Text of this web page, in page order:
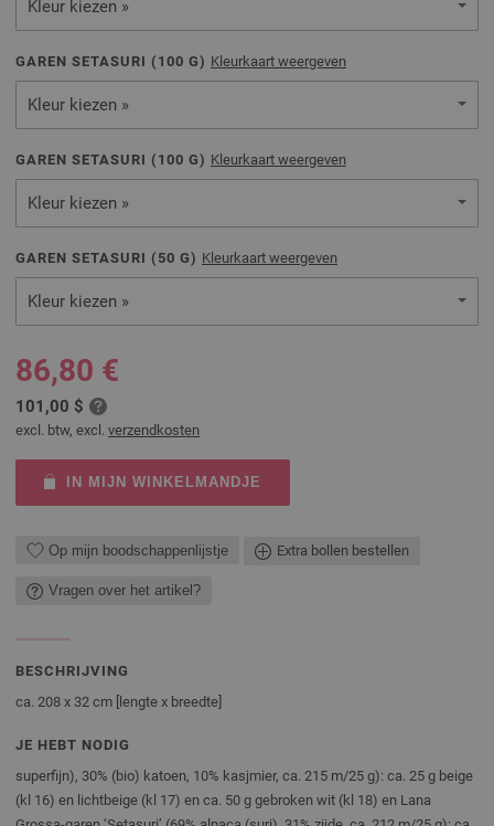
Kleur kiezen »
GAREN SETASURI ( 100 G) Kleurkaart weergeven
Kleur kiezen »
GAREN SETASURI ( 100 G) Kleurkaart weergeven
Kleur kiezen »
GAREN SETASURI ( 50 G) Kleurkaart weergeven
Kleur kiezen »
86,80 €
101,00 $
excl. btw, excl. verzendkosten
IN MIJN WINKELMANDJE
Op mijn boodschappenlijstje Extra bollen bestellen
Vragen over het artikel?
BESCHRIJVING
ca. 208 x 32 cm [lengte x breedte]
JE HEBT NODIG
superfijn), 30% (bio) katoen, 10% kasjmier, ca. 215 m/25 g): ca. 25 g beige
(kl 16) en lichtbeige (kl 17) en ca. 50 g gebroken wit (kl 18) en Lana